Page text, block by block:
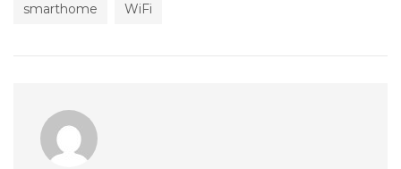
smarthome WiFi